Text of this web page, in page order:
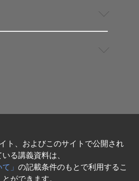
ト、およびこのサイトで公開され
いる講義資料は、
」 の記載条件のもとで利用するこ
とができます。